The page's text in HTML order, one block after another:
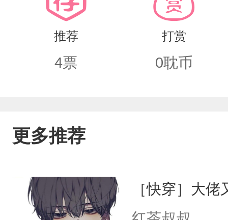
推荐
4票
打赏
0耽币
更多推荐
［快穿］大